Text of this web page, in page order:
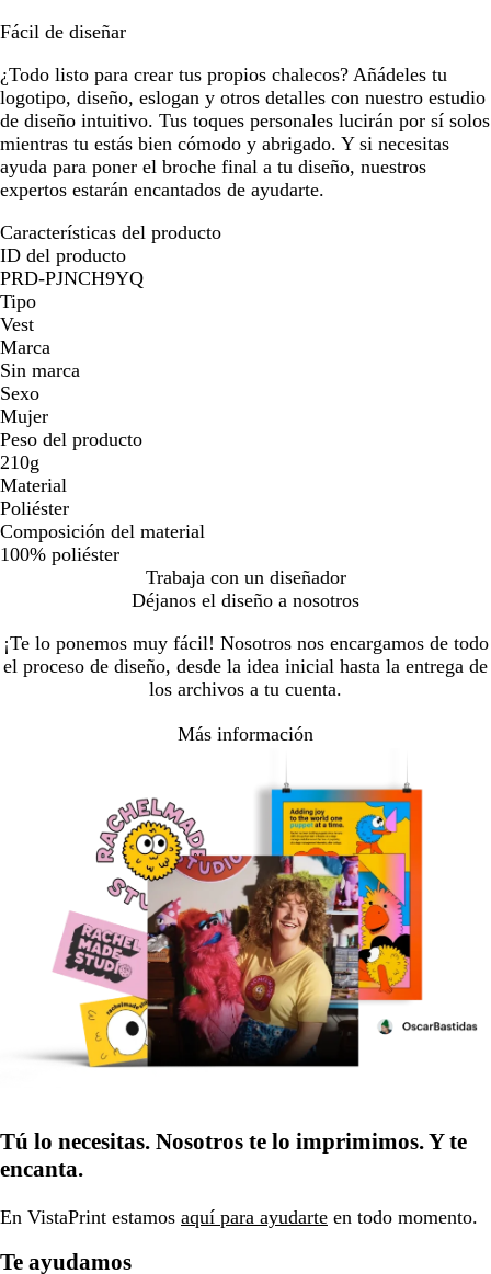
Fácil de diseñar
¿Todo listo para crear tus propios chalecos? Añádeles tu
logotipo, diseño, eslogan y otros detalles con nuestro estudio
de diseño intuitivo. Tus toques personales lucirán por sí solos
mientras tu estás bien cómodo y abrigado. Y si necesitas
ayuda para poner el broche final a tu diseño, nuestros
expertos estarán encantados de ayudarte.
Características del producto
ID del producto
PRD-PJNCH9YQ
Tipo
Vest
Marca
Sin marca
Sexo
Mujer
Peso del producto
210g
Material
Poliéster
Composición del material
100% poliéster
Trabaja con un diseñador
Déjanos el diseño a nosotros
¡Te lo ponemos muy fácil! Nosotros nos encargamos de todo
el proceso de diseño, desde la idea inicial hasta la entrega de
los archivos a tu cuenta.
Más información
Tú lo necesitas. Nosotros te lo imprimimos. Y te
encanta.
En VistaPrint estamos aquí para ayudarte en todo momento.
Te ayudamos